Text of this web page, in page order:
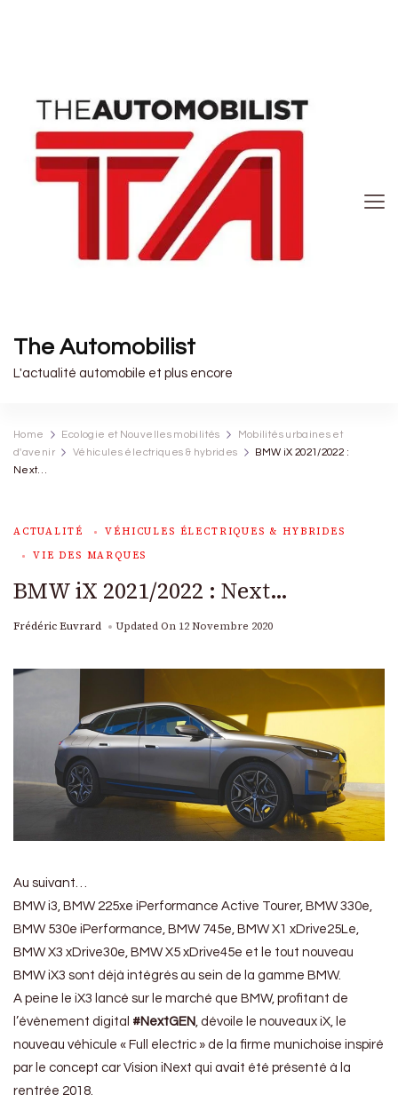
The Automobilist
L'actualité automobile et plus encore
Home Ecologie et Nouvelles mobilités
Mobilités urbaines et
d'avenir
Véhicules électriques & hybrides
BMW iX 2021/2022 :
Next…
ACTUALITÉ
VÉHICULES ÉLECTRIQUES & HYBRIDES
VIE DES MARQUES
BMW iX 2021/2022 : Next…
Frédéric Euvrard Updated On 12 Novembre 2020
Au suivant…
BMW i3, BMW 225xe iPerformance Active Tourer, BMW 330e,
BMW 530e iPerformance, BMW 745e, BMW X1 xDrive25Le,
BMW X3 xDrive30e, BMW X5 xDrive45e et le tout nouveau
BMW iX3 sont déjà intégrés au sein de la gamme BMW.
A peine le iX3 lancé sur le marché que BMW, profitant de
l’évènement digital #NextGEN , dévoile le nouveaux iX, le
nouveau véhicule « Full electric » de la firme munichoise inspiré
par le concept car Vision iNext qui avait été présenté à la
rentrée 2018.